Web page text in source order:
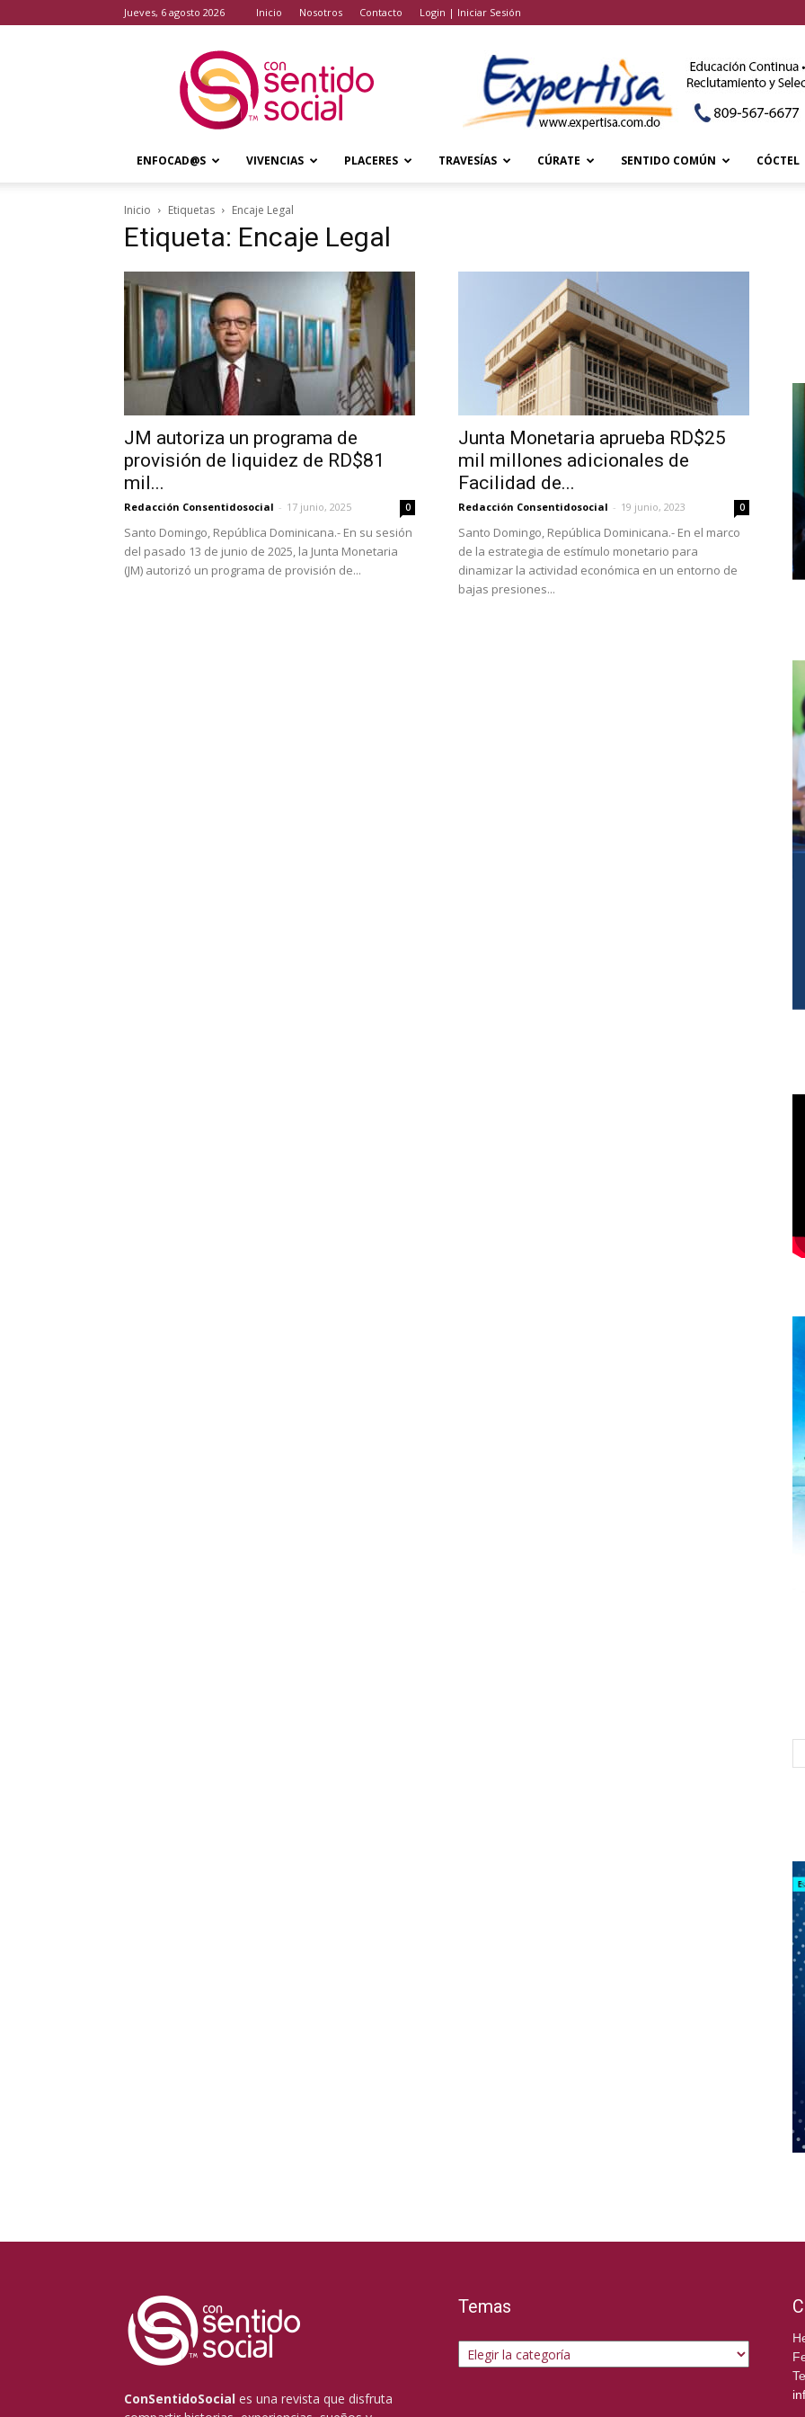
jueves, 6 agosto 2026 Inicio Nosotros Contacto Login | Iniciar Sesión
Sentido
Social
ENFOCAD@S VIVENCIAS PLACERES TRAVESÍAS CÚRATE SENTIDO COMÚN CÓCTEL
Inicio Etiquetas Encaje Legal
Etiqueta: Encaje Legal
JM autoriza un programa de
provisión de liquidez de RD$81
mil...
Redacción Consentidosocial - 17 junio, 2025 0
Santo Domingo, República Dominicana.- En su sesión
del pasado 13 de junio de 2025, la Junta Monetaria
(JM) autorizó un programa de provisión de...
Junta Monetaria aprueba RD$25
mil millones adicionales de
Facilidad de...
Redacción Consentidosocial - 19 junio, 2023 0
Santo Domingo, República Dominicana.- En el marco
de la estrategia de estímulo monetario para
dinamizar la actividad económica en un entorno de
bajas presiones...
ConSentidoSocial es una revista que disfruta
Temas
Temas